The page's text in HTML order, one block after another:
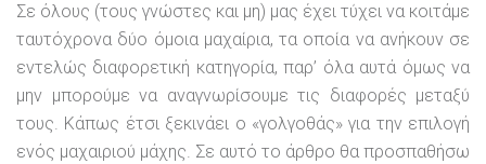
Σε όλους (τους γνώστες και μη) μας έχει τύχει να κοιτάμε
ταυτόχρονα δύο όμοια μαχαίρια, τα οποία να ανήκουν σε
εντελώς διαφορετική κατηγορία, παρ’ όλα αυτά όμως να
μην μπορούμε να αναγνωρίσουμε τις διαφορές μεταξύ
τους. Κάπως έτσι ξεκινάει ο «γολγοθάς» για την επιλογή
ενός μαχαιριού μάχης. Σε αυτό το άρθρο θα προσπαθήσω